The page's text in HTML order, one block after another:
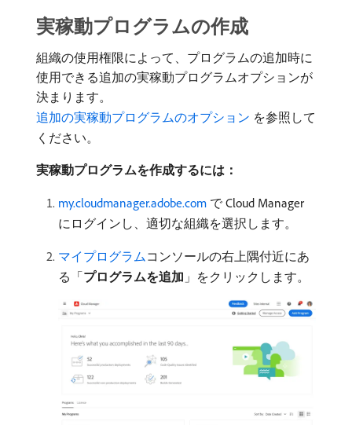
実稼動プログラムの作成
組織の使用権限によって、プログラムの追加時に
使用できる追加の実稼動プログラムオプションが
決まります。
追加の実稼動プログラムのオプション ​ を参照して
ください。
実稼動プログラムを作成するには：
my.cloudmanager.adobe.com で Cloud Manager
にログインし、適切な組織を選択します。
マイプログラム​コンソールの右上隅付近にあ
る「プログラムを追加 」をクリックします。